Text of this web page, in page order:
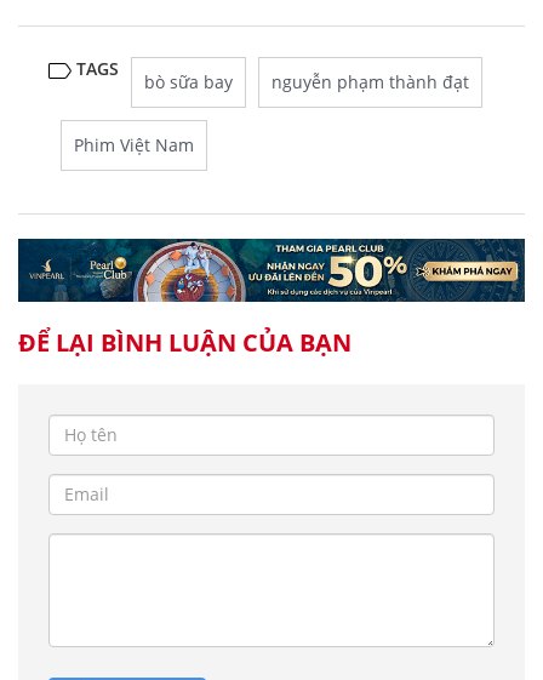
TAGS
bò sữa bay nguyễn phạm thành đạt
Phim Việt Nam
ĐỂ LẠI BÌNH LUẬN CỦA BẠN